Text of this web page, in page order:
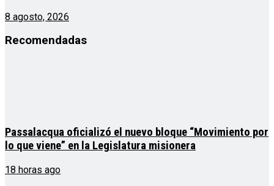
8 agosto, 2026
Recomendadas
Passalacqua oficializó el nuevo bloque “Movimiento por
lo que viene” en la Legislatura misionera
18 horas ago